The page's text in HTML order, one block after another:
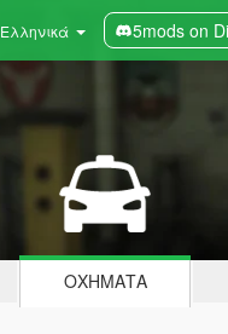
Ελληνικά 5mods on
ΟΧΉΜΑΤΑ